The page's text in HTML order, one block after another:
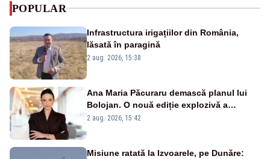
POPULAR
Infrastructura irigațiilor din România,
lăsată în paragină
2 aug. 2026, 15:38
Ana Maria Păcuraru demască planul lui
Bolojan. O nouă ediție explozivă a
emisiunii „Miza Zilei” la Realitatea PLUS
2 aug. 2026, 15:42
Misiune ratată la Izvoarele, pe Dunăre: